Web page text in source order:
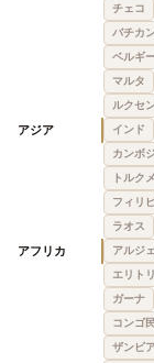
チェコ
バチカ
ベルギ
マルタ
ルクセ
アジア インド
カンボ
トルク
フィリ
ラオス
アフリカ アルジ
エリト
ガーナ
コンゴ
ザンビ